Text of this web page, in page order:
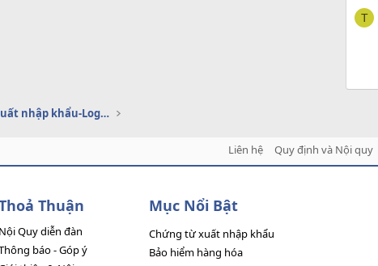
T
Dịch vụ doanh nghiệp xuất nhập khẩu-Logistics
Liên hệ Quy định và Nội quy
Thuận
Nội Quy diễn đàn
báo - Góp ý
Mục Nổi Bật
Chứng từ xuất nhập khẩu
Bảo hiểm hàng hóa